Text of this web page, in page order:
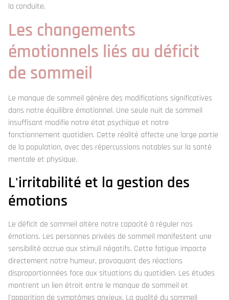
la conduite.
Les changements
émotionnels liés au déficit
de sommeil
Le manque de sommeil génère des modifications significatives
dans notre équilibre émotionnel. Une seule nuit de sommeil
insuffisant modifie notre état psychique et notre
fonctionnement quotidien. Cette réalité affecte une large partie
de la population, avec des répercussions notables sur la santé
mentale et physique.
L'irritabilité et la gestion des
émotions
Le déficit de sommeil altère notre capacité à réguler nos
émotions. Les personnes privées de sommeil manifestent une
sensibilité accrue aux stimuli négatifs. Cette fatigue impacte
directement notre humeur, provoquant des réactions
disproportionnées face aux situations du quotidien. Les études
montrent un lien étroit entre le manque de sommeil et
l'apparition de symptômes anxieux. La qualité du sommeil